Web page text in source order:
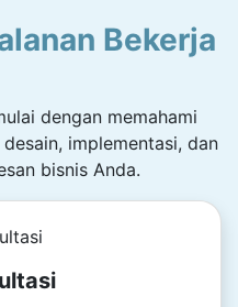
Bekerja
dengan memahami
implementasi, dan
bisnis Anda.